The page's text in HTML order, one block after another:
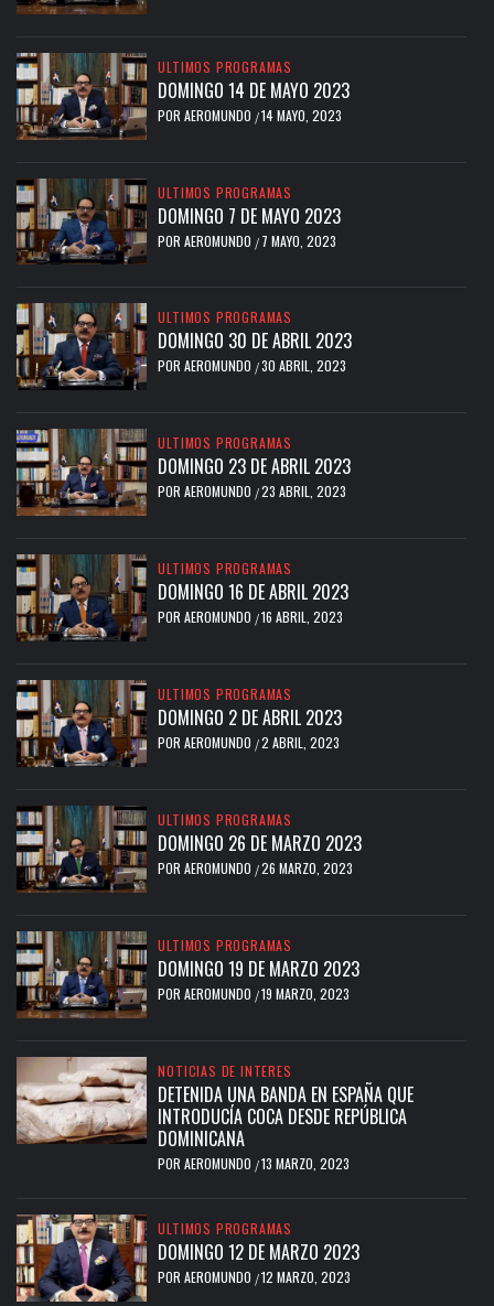
ULTIMOS PROGRAMAS
DOMINGO 14 DE MAYO 2023
POR AEROMUNDO /14 MAYO, 2023
ULTIMOS PROGRAMAS
DOMINGO 7 DE MAYO 2023
POR AEROMUNDO / 7 MAYO, 2023
ULTIMOS PROGRAMAS
DOMINGO 30 DE ABRIL 2023
POR AEROMUNDO /30 ABRIL, 2023
ULTIMOS PROGRAMAS
DOMINGO 23 DE ABRIL 2023
POR AEROMUNDO /23 ABRIL, 2023
ULTIMOS PROGRAMAS
DOMINGO 16 DE ABRIL 2023
POR AEROMUNDO /16 ABRIL, 2023
ULTIMOS PROGRAMAS
DOMINGO 2 DE ABRIL 2023
POR AEROMUNDO /2 ABRIL, 2023
ULTIMOS PROGRAMAS
DOMINGO 26 DE MARZO 2023
POR AEROMUNDO /26 MARZO, 2023
ULTIMOS PROGRAMAS
DOMINGO 19 DE MARZO 2023
POR AEROMUNDO /19 MARZO, 2023
NOTICIAS DE INTERES
DETENIDA UNA BANDA EN ESPAÑA QUE
INTRODUCÍA COCA DESDE REPÚBLICA
DOMINICANA
POR AEROMUNDO /13 MARZO, 2023
ULTIMOS PROGRAMAS
DOMINGO 12 DE MARZO 2023
POR AEROMUNDO /12 MARZO, 2023